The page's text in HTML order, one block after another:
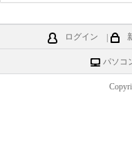
ログイン |
パソコ